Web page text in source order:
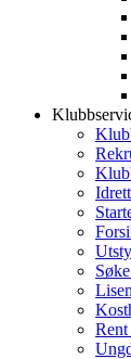
Rent